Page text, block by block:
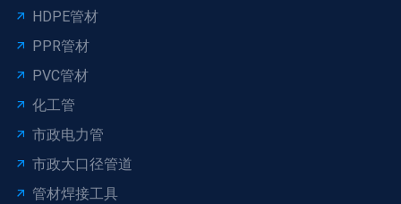
HDPE管材
PPR管材
PVC管材
化工管
市政电力管
市政大口径管道
管材焊接工具